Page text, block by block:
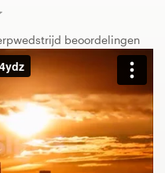
beoordelingen